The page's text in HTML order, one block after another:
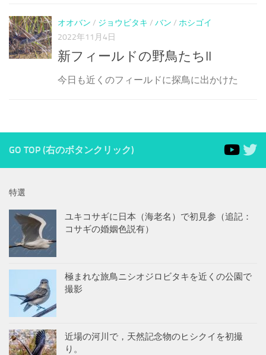
オオバン / ジョウビタキ / バン / ホシゴイ
2022年11月4日
新フィールドの野鳥たちII
今日も近くのフィールドに探鳥に出かけた
GO TOP (右のボタンクリック)
特選
ユキコサギに日本（海老名）で初見参（追記：
コサギの婚姻色説有）
極まれな旅鳥ニシオジロビタキを近くの公園で
撮影
近場の河川で，天然記念物のヒシクイを初撮
り。